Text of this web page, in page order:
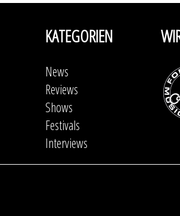
KATEGORIEN
News
Reviews
Shows
Festivals
Interviews